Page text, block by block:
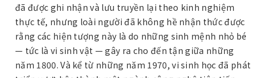
đã được ghi nhận và lưu truyền lại theo kinh nghiệm
thực tế, nhưng loài người đã không hề nhận thức được
rằng các hiện tượng này là do những sinh mệnh nhỏ bé
— tức là vi sinh vật — gây ra cho đến tận giữa những
năm 1800. Và kể từ những năm 1970, vi sinh học đã phát